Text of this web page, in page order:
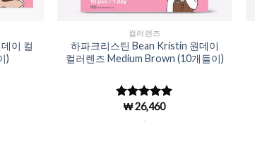
이 컬
)
컬러렌즈
하파크리스틴 Bean Kristin 원데이
컬러렌즈 Medium Brown (10개들이)
5 중에서
로 평
₩26,460